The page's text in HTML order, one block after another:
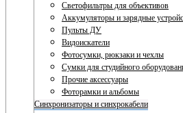
Светофильтры для объективов
Аккумуляторы и зарядные
Пульты ДУ
Видоискатели
Фотосумки, рюкзаки и чехлы
Сумки для студийного
Прочие аксессуары
Фоторамки и альбомы
Синхронизаторы и синхрокабели